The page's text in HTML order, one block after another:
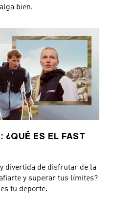
bien.
¿QUÉ ES EL FAST
divertida de disfrutar de la
y superar tus límites?
tu deporte.